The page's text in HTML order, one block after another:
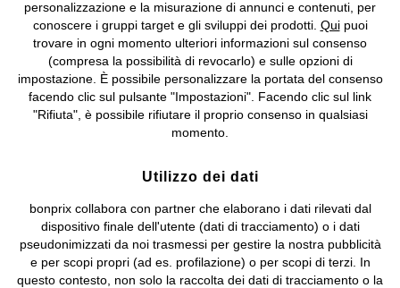
Condizioni di vendita Accessibilità
Informativa privacy e cookie Gestione dei cookie
Informazioni legali Diritto di recesso
2026 bonprix.Tutti i diritti riservati.
Valdengo (BI) C.F. 01510910027 - P.I. 01939830020, Reg. Imprese di
IT09060P00000858, N. Reg. AEE: IT08020000002105 Capitale
Sociale: euro 1.000.000 i.v, Società soggetta all'attività di direzione
e coordinamento di bonprix Beteiligungs -Verwaltungsgesellschaft
mbH.
personalizzazione e la misurazione di annunci e contenuti, per
conoscere i gruppi target e gli sviluppi dei prodotti. Quipuoi
trovare in ogni momento ulteriori informazioni sul consenso
(compresa la possibilità di revocarlo) e sulle opzioni di
impostazione. È possibile personalizzare la portata del consenso
facendo clic sul pulsante "Impostazioni". Facendo clic sul link
"Rifiuta", è possibile rifiutare il proprio consenso in qualsiasi
momento.
Utilizzo dei dati
bonprix collabora con partner che elaborano i dati rilevati dal
dispositivo finale dell'utente (dati di tracciamento) o i dati
pseudonimizzati da noi trasmessi per gestire la nostra pubblicità
e per scopi propri (ad es. profilazione) o per scopi di terzi. In
questo contesto, non solo la raccolta dei dati di tracciamento o la